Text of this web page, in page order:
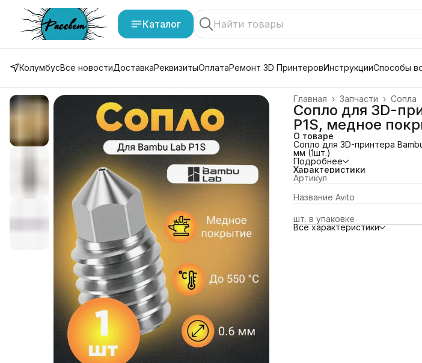
Каталог
КолумбусВсе новостиДоставкаРеквизитыОплатаРемонт 3D ПринтеровИнструкцииСпособы
Сопла
Запчасти ›
Главная ›
Сопло для 3D-
P1S, медное
О товаре
Сопло для 3D-принтера
мм (1шт.)
Подробнее
Характеристики
Артикул
Название Avito
шт. в упаковке
Все характеристики